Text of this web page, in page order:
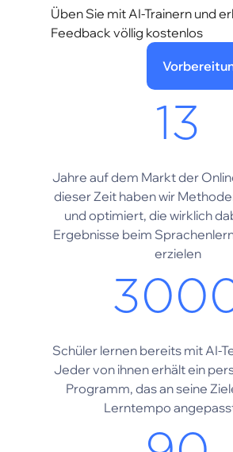
Üben Sie mit AI-Trainern und
Feedback völlig kostenlos
13
Jahre auf dem Markt der
dieser Zeit haben wir
und optimiert, die wirklich
Ergebnisse beim
erzielen
Schüler lernen bereits mit AI-
Jeder von ihnen erhält ein
Programm, das an seine
Lerntempo